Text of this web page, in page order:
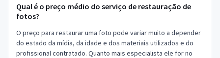
Qual é o preço médio do serviço de restauração de
fotos?
O preço para restaurar uma foto pode variar muito a depender
do estado da mídia, da idade e dos materiais utilizados e do
profissional contratado. Quanto mais especialista ele for no